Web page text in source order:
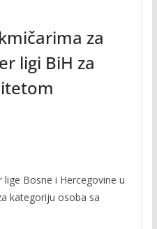
za
ligi BiH za
Bosne i Hercegovine u
kategoriju osoba sa